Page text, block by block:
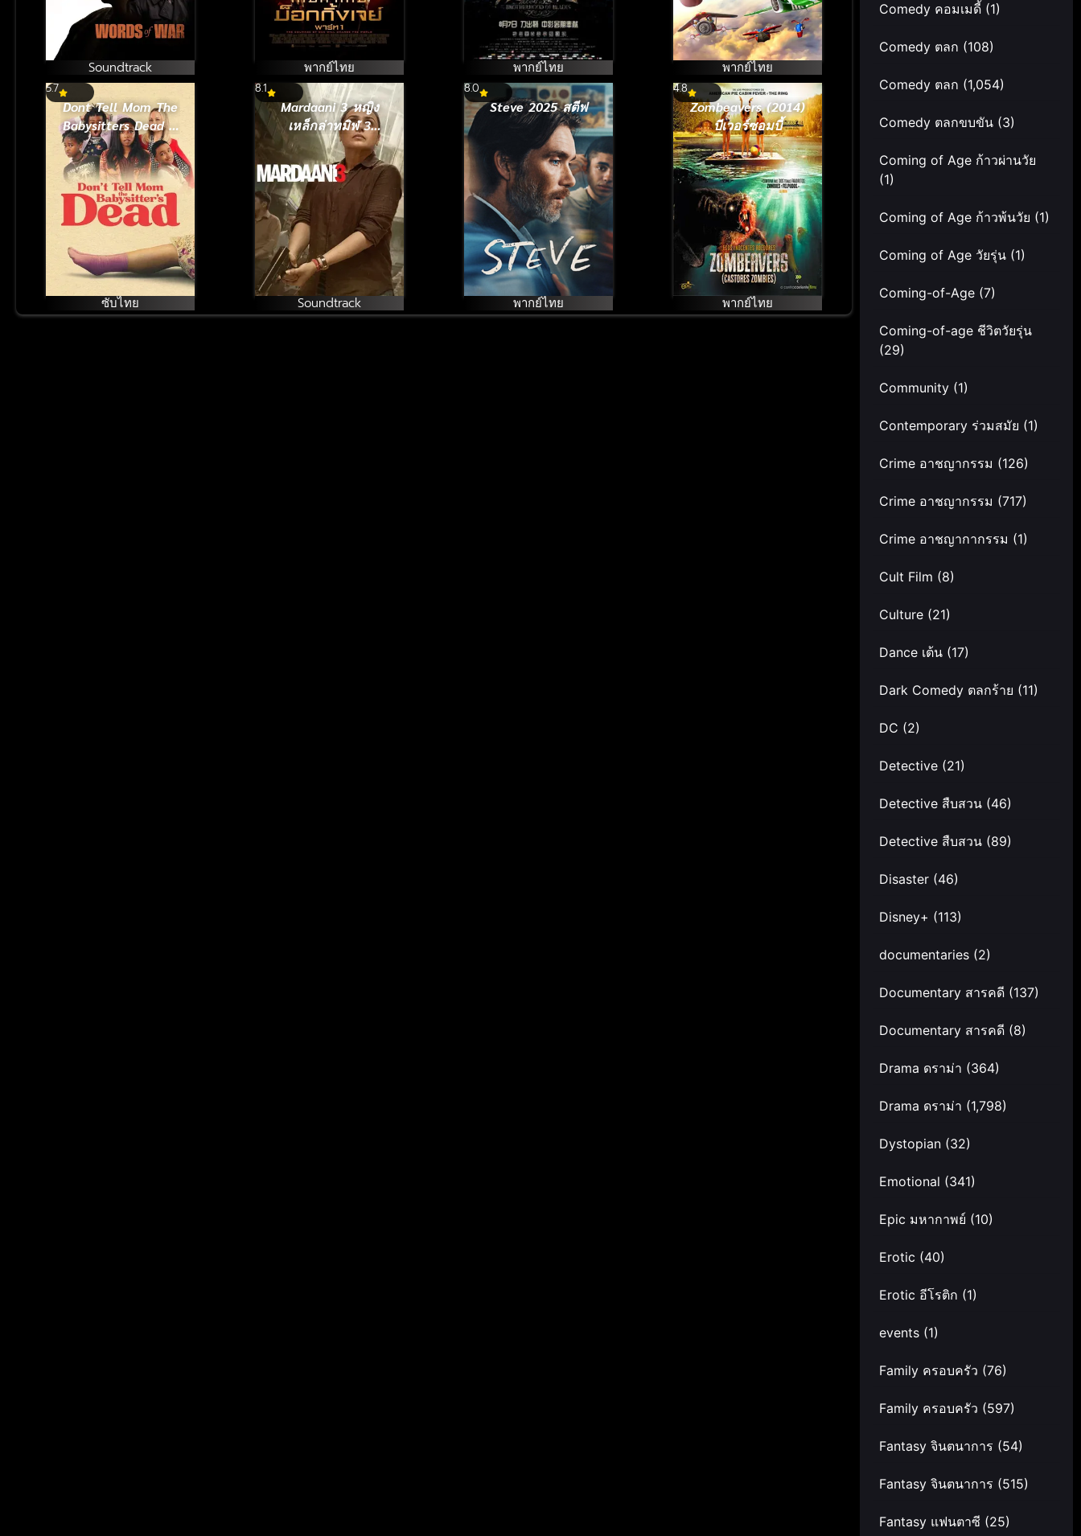
Soundtrack พากย์ไทย พากย์ไทย พากย์ไทย
5.7
Dont Tell Mom The
Babysitters Dead พี่
เลี้ยงไม่อยู่ พวกหนูทำ
ไงดี (2024)
ซับไทย
8.1
Mardaani 3 หญิง
เหล็กล่าทมิฬ 3
(2026)
Soundtrack
8.0
Steve 2025 สตีฟ
พากย์ไทย
4.8
Zombeavers (2014)
บีเวอร์ซอมบี้
พากย์ไทย
Comedy คอมเมดี้ (1)
Comedy ตลก (108)
Comedy ตลก (1,054)
Comedy ตลกขบขัน (3)
Coming of Age ก้าวผ่านวัย
(1)
Coming of Age ก้าวพ้นวัย (1)
Coming of Age วัยรุ่น (1)
Coming-of-Age (7)
Coming-of-age ชีวิตวัยรุ่น
(29)
Community (1)
Contemporary ร่วมสมัย (1)
Crime อาชญากรรม (126)
Crime อาชญากรรม (717)
Crime อาชญากากรรม (1)
Cult Film (8)
Culture (21)
Dance เต้น (17)
Dark Comedy ตลกร้าย (11)
DC (2)
Detective (21)
Detective สืบสวน (46)
Detective สืบสวน (89)
Disaster (46)
Disney+ (113)
documentaries (2)
Documentary สารคดี (137)
Documentary สารคดี (8)
Drama ดราม่า (364)
Drama ดราม่า (1,798)
Dystopian (32)
Emotional (341)
Epic มหากาพย์ (10)
Erotic (40)
Erotic อีโรติก (1)
events (1)
Family ครอบครัว (76)
Family ครอบครัว (597)
Fantasy จินตนาการ (54)
Fantasy จินตนาการ (515)
Fantasy แฟนตาซี (25)